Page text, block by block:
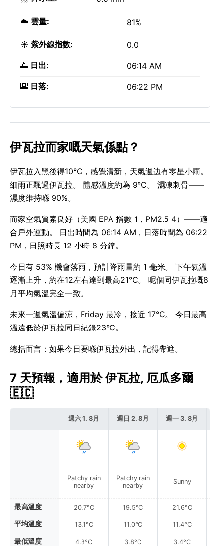
☁️ 雲量: 81%
☀️ 紫外線指數: 0.0
🌅 日出: 06:14 AM
🌇 日落: 06:22 PM
伊瓦拉而家嘅天氣係點？
伊瓦拉入黑後得10°C，感覺清新，天氣週边有零星小雨。
細雨正飄過伊瓦拉。 體感溫度約為 9°C。 濕凍刺骨——
濕度維持喺 90%。
而家空氣質素良好（美國 EPA 指數 1，PM2.5 4）——適
合戶外運動。 日出時間為 06:14 AM，日落時間為 06:22
PM，日照時長 12 小時 8 分鐘。
今日有 53% 機會落雨，預計降雨量約 1 毫米。 下午氣溫
逐漸上升，約在12左右達到最高21°C。 呢個同伊瓦拉嘅8
月平均氣溫完全一致。
未來一週氣溫偏涼，Friday 最冷，接近 17°C。 今日最高
溫遠低於伊瓦拉同日紀錄23°C。
總括而言：如果今日要喺伊瓦拉外出，記得帶遮。
7 天預報，適用於 伊瓦拉, 厄瓜多爾
🇪🇨
最高溫度
平均溫度
最低溫度
週六 1. 8月
Patchy rain
nearby
20.7°C
13.1°C
4.8°C
週日 2. 8月
Patchy rain
nearby
19.5°C
11.0°C
3.8°C
週一 3. 8月
Sunny
21.6°C
11.4°C
3.4°C